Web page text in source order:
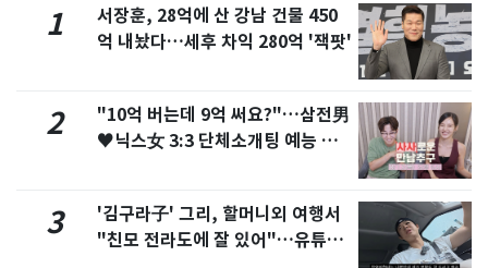
1
서장훈, 28억에 산 강남 건물 450
억 내놨다…세후 차익 280억 '잭팟'
2
"10억 버는데 9억 써요?"…삼전男
♥닉스女 3:3 단체소개팅 예능 화
3
'김구라子' 그리, 할머니외 여행서
"친모 전라도에 잘 있어"…유튜브